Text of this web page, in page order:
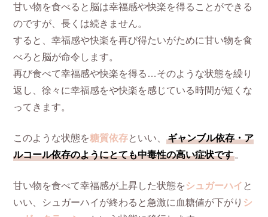
甘い物を食べると脳は幸福感や快楽を得ることができる
のですが、長くは続きません。
すると、幸福感や快楽を再び得たいがために甘い物を食
べろと脳が命令します。
再び食べて幸福感や快楽を得る…そのような状態を繰り
返し、徐々に幸福感をや快楽を感じている時間が短くな
ってきます。
このような状態を糖質依存といい、ギャンブル依存・ア
ルコール依存のようにとても中毒性の高い症状です。
甘い物を食べて幸福感が上昇した状態を シュガーハイ と
いい、シュガーハイが終わると急激に血糖値が下がり シ